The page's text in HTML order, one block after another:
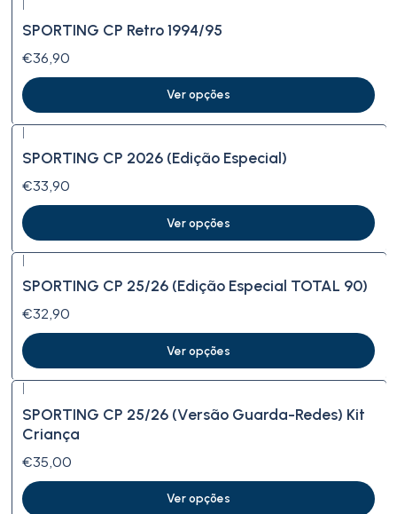
SPORTING CP Retro 1994/95
€36,90
Ver opções
|
SPORTING CP 2026 (Edição Especial)
€33,90
Ver opções
SPORTING CP 25/26 (Edição Especial TOTAL 90)
€32,90
Ver opções
SPORTING CP 25/26 (Versão Guarda-Redes) Kit
Criança
€35,00
Ver opções